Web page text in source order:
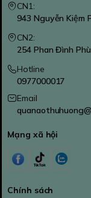
CN1:
943 Nguyễn Kiệm
CN2:
254 Phan Đình
Hotline
0977000017
Email
Mạng xã hội
Chính sách